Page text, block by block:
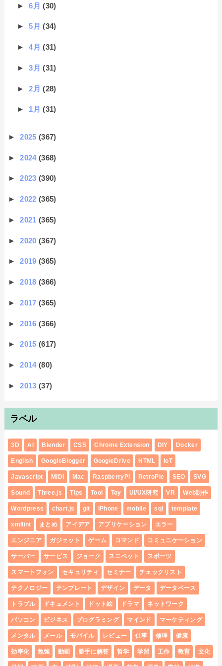
►6月(30)
►5月(34)
►4月(31)
►3月(31)
►2月(28)
► 1月(31)
►2025(367)
►2024(368)
►2023(390)
►2022(365)
►2021(365)
►2020(367)
►2019(365)
►2018(366)
►2017(365)
►2016(366)
►2015(617)
►2014(80)
►2013(37)
ラベル
3D AI Blender CSS Chrome Extension DIY Docker
English GoogleBlogger GoogleDrive HTML IoT
Javascript MIDI Mac RaspberryPi RetroPie SEO SVG
Sound Three.js Tips Tool Toy UI/UX研究 VR Web制作
Wordpress chart.js git iPhone mobile sql template
xmllint まとめ アイデア アプリケーション エラー
エンジニア ガジェット ゲーム コマンド コミュニケーション
サーバー サービス ジョーク スニペット スポーツ
スマートフォン セキュリティ セミナー チェックリスト
テクノロジー テンプレート デザイン データ データベース
トラブル ドキュメント ドット絵 ドラマ ネットワーク
パソコン ビジネス プログラミング マインド マーケティング
メンタル メール モバイル レビュー 仕事 修理 健康
効率化 勉強 動画 勝手に解答 哲学 学習 工作 教育 文化